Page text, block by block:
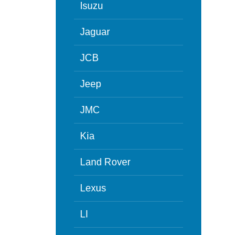
Isuzu
Jaguar
JCB
Jeep
JMC
Kia
Land Rover
Lexus
LI